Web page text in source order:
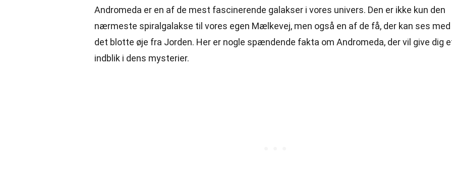
Andromeda er en af de mest fascinerende galakser i vores univers. Den er ikke kun den
nærmeste spiralgalakse til vores egen Mælkevej, men også en af de få, der kan ses med
det blotte øje fra Jorden. Her er nogle spændende fakta om Andromeda, der vil give dig
indblik i dens mysterier.